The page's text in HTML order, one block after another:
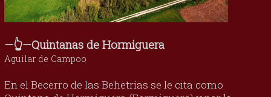
—👆—Quintanas de Hormiguera
Aguilar de Campoo
En el Becerro de las Behetrías se le cita como